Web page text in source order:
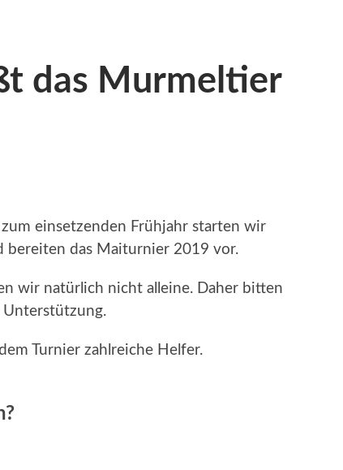
das Murmeltier
einsetzenden Frühjahr starten wir
bereiten das Maiturnier 2019 vor.
wir natürlich nicht alleine. Daher bitten
Unterstützung.
Turnier zahlreiche Helfer.